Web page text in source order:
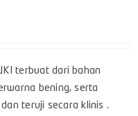
terbuat dari bahan
bening, serta
teruji secara klinis .